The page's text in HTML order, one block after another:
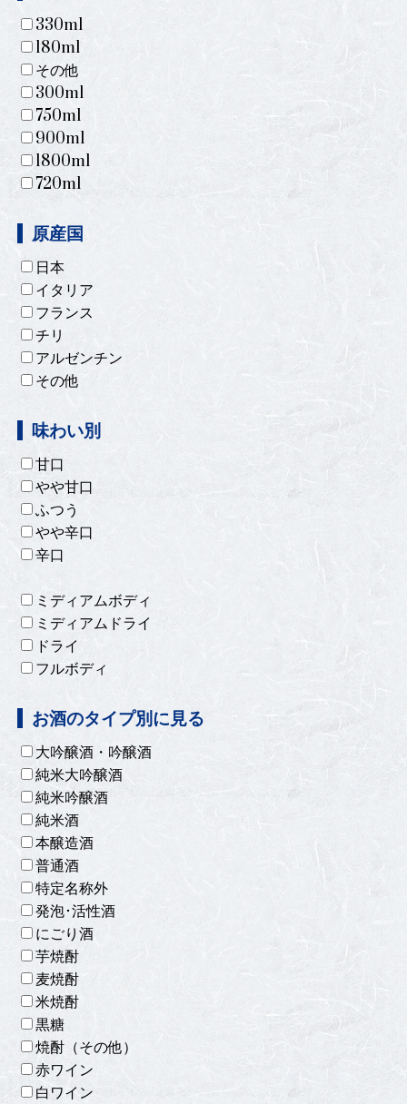
330ml
180ml
その他
300ml
750ml
900ml
1800ml
720ml
原産国
日本
イタリア
フランス
チリ
アルゼンチン
その他
味わい別
甘口
やや甘口
ふつう
やや辛口
辛口
ミディアムボディ
ミディアムドライ
ドライ
フルボディ
お酒のタイプ別に見る
大吟醸酒・吟醸酒
純米大吟醸酒
純米吟醸酒
純米酒
本醸造酒
普通酒
特定名称外
発泡･活性酒
にごり酒
芋焼酎
麦焼酎
米焼酎
黒糖
焼酎（その他）
赤ワイン
白ワイン